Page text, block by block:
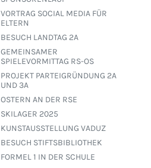
VORTRAG SOCIAL MEDIA FÜR
ELTERN
BESUCH LANDTAG 2A
GEMEINSAMER
SPIELEVORMITTAG RS-OS
PROJEKT PARTEIGRÜNDUNG 2A
UND 3A
OSTERN AN DER RSE
SKILAGER 2025
KUNSTAUSSTELLUNG VADUZ
BESUCH STIFTSBIBLIOTHEK
FORMEL 1 IN DER SCHULE